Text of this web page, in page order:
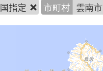
国指定 市町村 雲南市